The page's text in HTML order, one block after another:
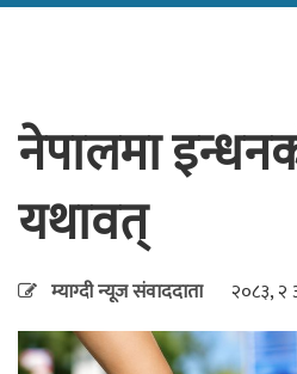
नेपालमा
यथावत्
म्याग्दी न्यूज संवाददाता २०८३, २